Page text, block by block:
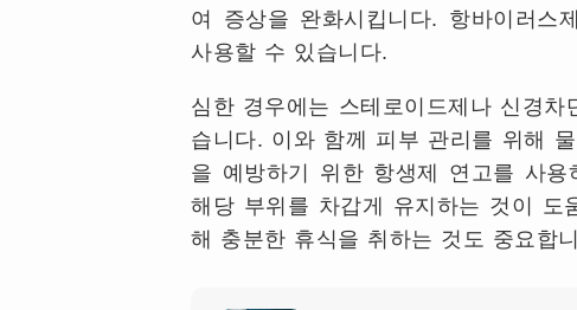
여 증상을 완화시킵니다. 항바이러스
사용할 수 있습니다.
심한 경우에는 스테로이드제나 신경
습니다. 이와 함께 피부 관리를 위해
을 예방하기 위한 항생제 연고를 사
해당 부위를 차갑게 유지하는 것이 도
해 충분한 휴식을 취하는 것도 중요합